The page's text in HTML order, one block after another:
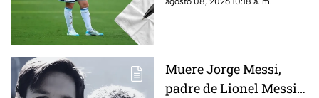
Muere Jorge Messi,
padre de Lionel Messi,